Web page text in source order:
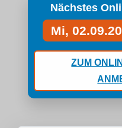
Nächstes
Mi,
ZUM